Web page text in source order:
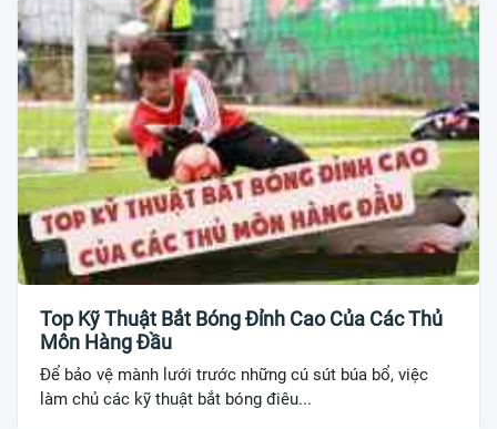
Top Kỹ Thuật Bắt Bóng Đỉnh Cao Của Các Thủ
Môn Hàng Đầu
Để bảo vệ mành lưới trước những cú sút búa bổ, việc
làm chủ các kỹ thuật bắt bóng điêu...